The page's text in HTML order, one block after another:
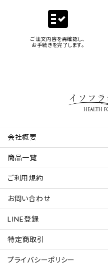
fact_check
ご注文内容を再確認し、
お手続きを完了します。
会社概要
商品一覧
ご利用規約
お問い合わせ
LINE登録
特定商取引
プライバシーポリシー